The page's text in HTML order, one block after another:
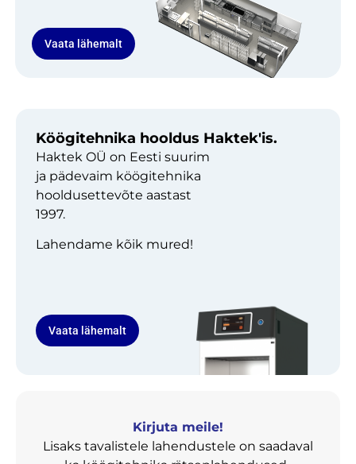
Vaata lähemalt
Köögitehnika hooldus Haktek'is.
Haktek OÜ on Eesti suurim
ja pädevaim köögitehnika
hooldusettevõte aastast
1997.
Lahendame kõik mured!
Vaata lähemalt
Kirjuta meile!
Lisaks tavalistele lahendustele on saadaval